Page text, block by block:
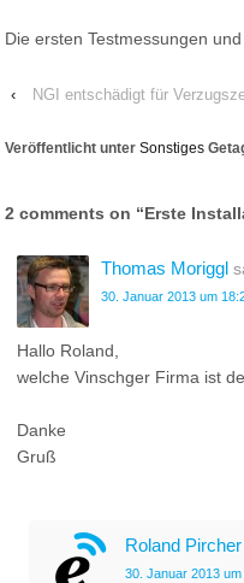
Die ersten Testmessungen
‹ NGI entschädigt für
Veröffentlicht unter Sonstiges
2 comments on “Erste
Thomas Moriggl
30. Januar 2013 um
Hallo Roland,
welche Vinschger Firma ist
Danke
Gruß
Roland Pircher
30. Januar 2013